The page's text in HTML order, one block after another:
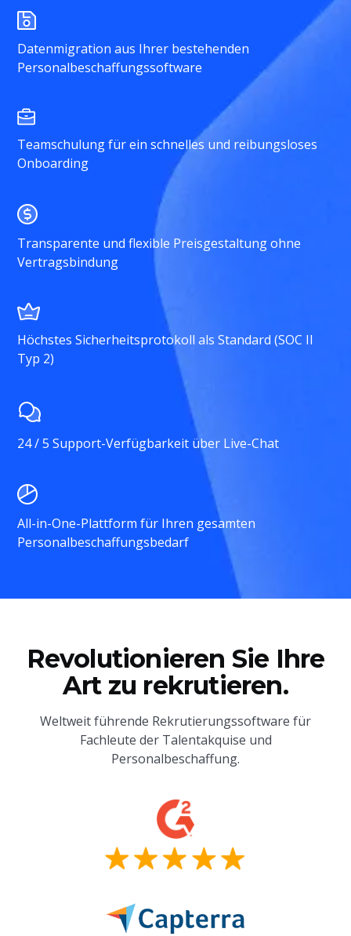
Datenmigration aus Ihrer bestehenden
Personalbeschaffungssoftware
Teamschulung für ein schnelles und reibungsloses
Onboarding
Transparente und flexible Preisgestaltung ohne
Vertragsbindung
Höchstes Sicherheitsprotokoll als Standard (SOC II
Typ 2)
24 / 5 Support-Verfügbarkeit über Live-Chat
All-in-One-Plattform für Ihren gesamten
Personalbeschaffungsbedarf
Revolutionieren Sie Ihre
Art zu rekrutieren.
Weltweit führende Rekrutierungssoftware für
Fachleute der Talentakquise und
Personalbeschaffung.